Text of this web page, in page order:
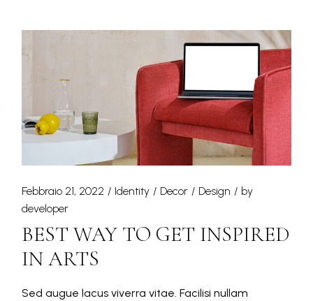
Febbraio 21, 2022 Identity Decor Design
by
developer
BEST WAY TO GET INSPIRED
IN ARTS
Sed augue lacus viverra vitae. Facilisi nullam